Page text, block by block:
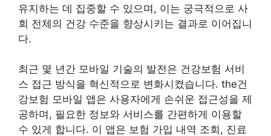
유지하는 데 집중할 수 있으며, 이는 궁극적으로 사
회 전체의 건강 수준을 향상시키는 결과로 이어집니
다.
최근 몇 년간 모바일 기술의 발전은 건강보험 서비
스 접근 방식을 혁신적으로 변화시켰습니다. the건
강보험 모바일 앱은 사용자에게 손쉬운 접근성을 제
공하며, 필요한 정보와 서비스를 간편하게 이용할
수 있게 합니다. 이 앱은 보험 가입 내역 조회, 진료